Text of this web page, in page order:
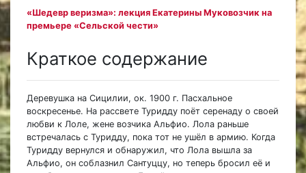
«Шедевр веризма»: лекция Екатерины Муковозчик на
премьере «Сельской чести»
Краткое содержание
Деревушка на Сицилии, ок. 1900 г. Пасхальное
воскресенье. На рассвете Туридду поёт серенаду о своей
любви к Лоле, жене возчика Альфио. Лола раньше
встречалась с Туридду, пока тот не ушёл в армию. Когда
Туридду вернулся и обнаружил, что Лола вышла за
Альфио, он соблазнил Сантуццу, но теперь бросил её и